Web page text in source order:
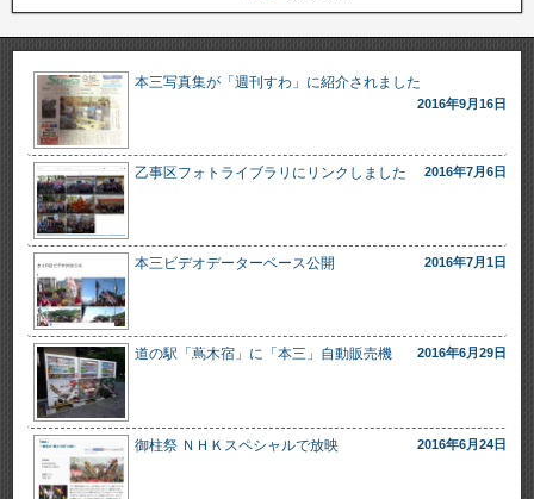
10 16 日
上蔦木
先達
10
10 23 日
11 23 水 平岡
本三写真集が「週刊すわ」に紹介されました
2016年9月16日
乙事区フォトライブラリにリンクしました 2016年7月6日
本三ビデオデーターベース公開 2016年7月1日
道の駅「蔦木宿」に「本三」自動販売機 2016年6月29日
御柱祭 ＮＨＫスペシャルで放映 2016年6月24日